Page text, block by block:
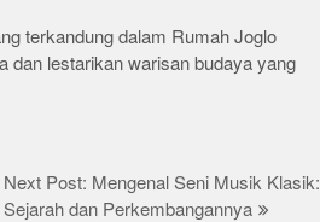
terkandung dalam Rumah Joglo
dan lestarikan warisan budaya yang
Next Post: Mengenal Seni Musik Klasik:
Sejarah dan Perkembangannya